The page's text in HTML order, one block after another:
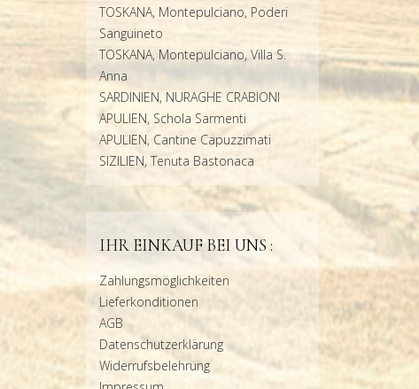
TOSKANA, Montepulciano, Poderi
Sanguineto
TOSKANA, Montepulciano, Villa S.
Anna
SARDINIEN, NURAGHE CRABIONI
APULIEN, Schola Sarmenti
APULIEN, Cantine Capuzzimati
SIZILIEN, Tenuta Bastonaca
IHR EINKAUF BEI UNS :
Zahlungsmöglichkeiten
Lieferkonditionen
AGB
Datenschutzerklärung
Widerrufsbelehrung